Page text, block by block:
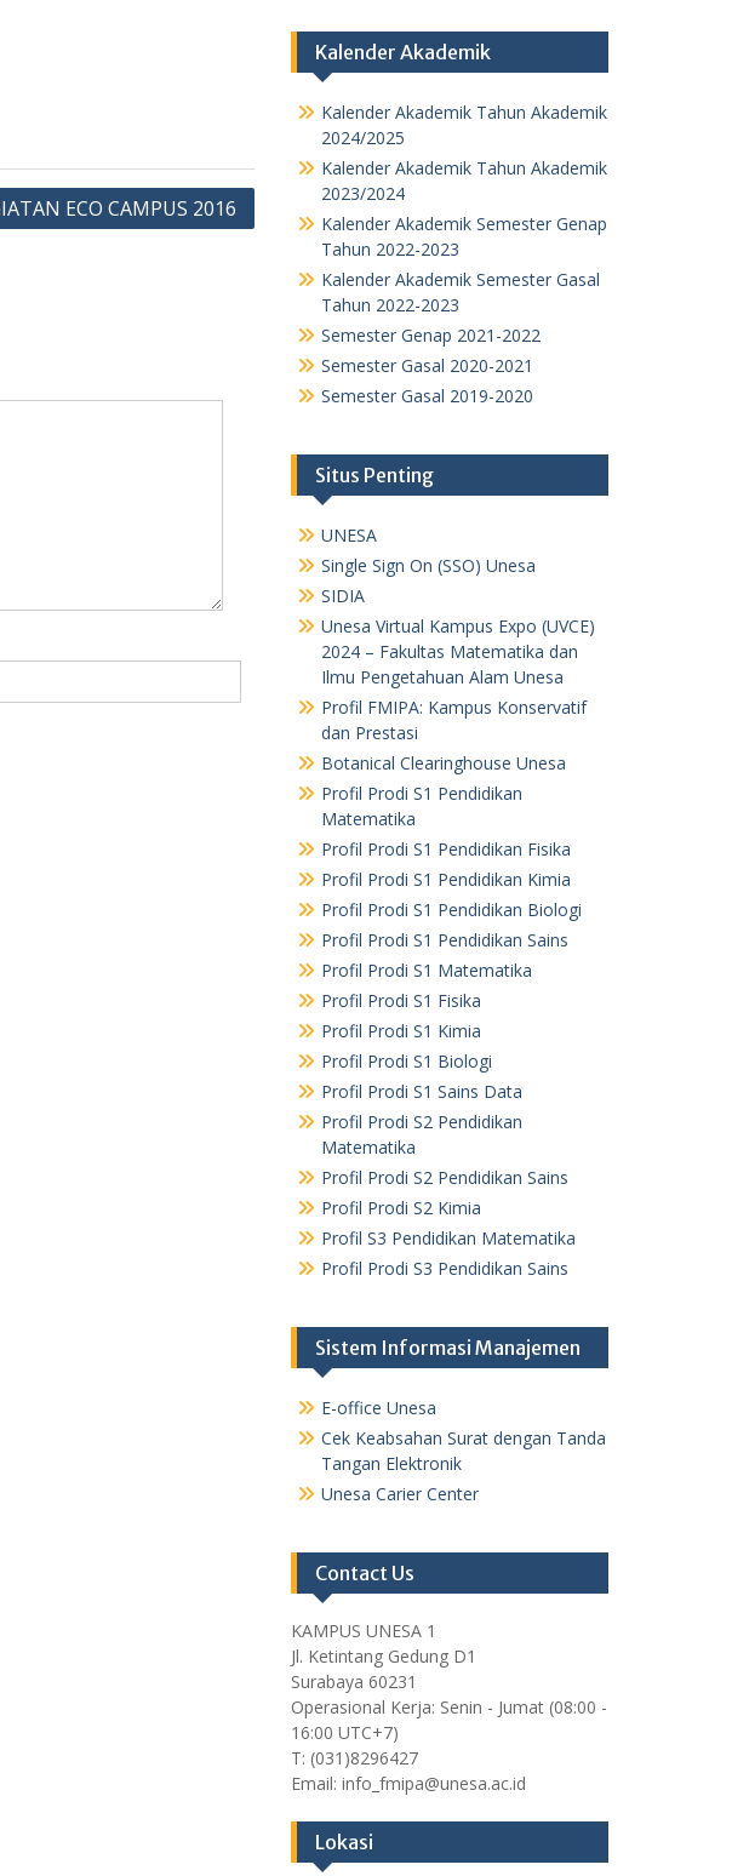
ECO CAMPUS 2016
Kalender Akademik
Kalender Akademik Tahun Akademik
2024/2025
Kalender Akademik Tahun Akademik
2023/2024
Kalender Akademik Semester Genap
Tahun 2022-2023
Kalender Akademik Semester Gasal
Tahun 2022-2023
Semester Genap 2021-2022
Semester Gasal 2020-2021
Semester Gasal 2019-2020
Situs Penting
UNESA
Single Sign On (SSO) Unesa
SIDIA
Unesa Virtual Kampus Expo (UVCE)
2024 – Fakultas Matematika dan
Ilmu Pengetahuan Alam Unesa
Profil FMIPA: Kampus Konservatif
dan Prestasi
Botanical Clearinghouse Unesa
Profil Prodi S1 Pendidikan
Matematika
Profil Prodi S1 Pendidikan Fisika
Profil Prodi S1 Pendidikan Kimia
Profil Prodi S1 Pendidikan Biologi
Profil Prodi S1 Pendidikan Sains
Profil Prodi S1 Matematika
Profil Prodi S1 Fisika
Profil Prodi S1 Kimia
Profil Prodi S1 Biologi
Profil Prodi S1 Sains Data
Profil Prodi S2 Pendidikan
Matematika
Profil Prodi S2 Pendidikan Sains
Profil Prodi S2 Kimia
Profil S3 Pendidikan Matematika
Profil Prodi S3 Pendidikan Sains
Sistem Informasi Manajemen
E-office Unesa
Cek Keabsahan Surat dengan Tanda
Tangan Elektronik
Unesa Carier Center
Contact Us
KAMPUS UNESA 1
Jl. Ketintang Gedung D1
Surabaya 60231
Operasional Kerja: Senin - Jumat (08:00 -
16:00 UTC+7)
T: (031)8296427
Email: info_fmipa@unesa.ac.id
Lokasi